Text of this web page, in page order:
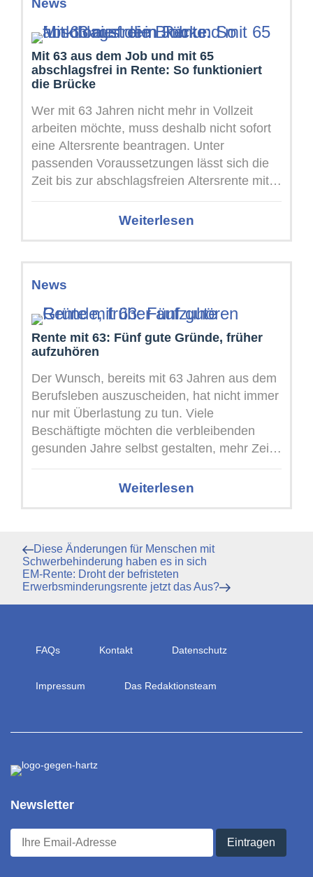
News
Mit 63 aus dem Job und mit 65
abschlagsfrei in Rente: So funktioniert
die Brücke
Wer mit 63 Jahren nicht mehr in Vollzeit
arbeiten möchte, muss deshalb nicht sofort
eine Altersrente beantragen. Unter
passenden Voraussetzungen lässt sich die
Zeit bis zur abschlagsfreien Altersrente mit
einer ...
Weiterlesen
News
Rente mit 63: Fünf gute Gründe, früher
aufzuhören
Der Wunsch, bereits mit 63 Jahren aus dem
Berufsleben auszuscheiden, hat nicht immer
nur mit Überlastung zu tun. Viele
Beschäftigte möchten die verbleibenden
gesunden Jahre selbst gestalten, mehr Zeit
für ...
Weiterlesen
Beitragsnavigation
Vorheriger
Beitrag
Diese Änderungen für Menschen mit
Schwerbehinderung haben es in sich
Nächster
Beitrag
EM-Rente: Droht der befristeten
Erwerbsminderungsrente jetzt das Aus?
FAQs Kontakt Datenschutz
Impressum Das Redaktionsteam
Newsletter